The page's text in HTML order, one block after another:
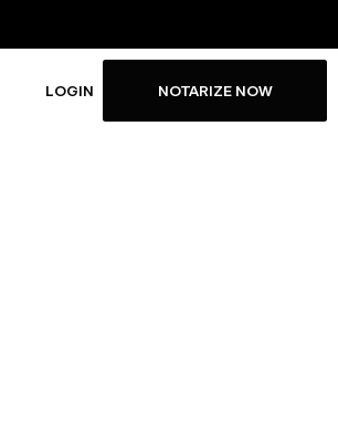
LOGIN NOTARIZE NOW